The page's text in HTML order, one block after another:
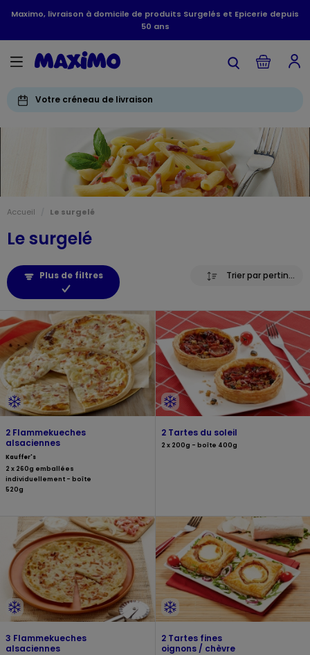
Maximo, livraison à domicile de produits Surgelés et Epicerie depuis
50 ans
Votre créneau de livraison
Accueil Le surgelé
Le surgelé
Plus de filtres Trier par pertinence
2 Flammekueches
alsaciennes
Kauffer's
2 x 260g emballées
individuellement - boîte
520g
2 Tartes du soleil
2 x 200g - boîte 400g
3 Flammekueches
alsaciennes
2 Tartes fines
oignons / chèvre